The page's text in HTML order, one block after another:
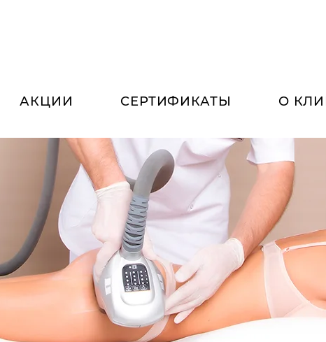
АКЦИИ СЕРТИФИКАТЫ О